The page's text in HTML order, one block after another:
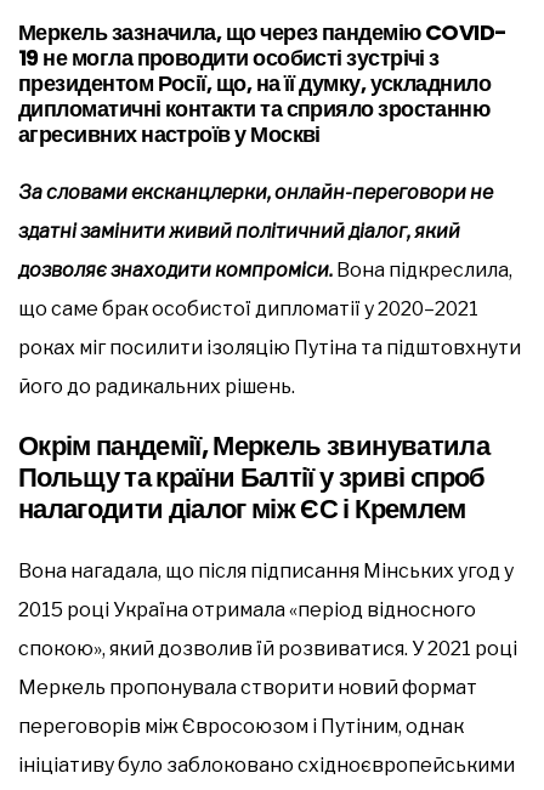
Меркель зазначила, що через пандемію COVID-
19 не могла проводити особисті зустрічі з
президентом Росії, що, на її думку, ускладнило
дипломатичні контакти та сприяло зростанню
агресивних настроїв у Москві
За словами ексканцлерки, онлайн-переговори не
здатні замінити живий політичний діалог, який
дозволяє знаходити компроміси. Вона підкреслила,
що саме брак особистої дипломатії у 2020–2021
роках міг посилити ізоляцію Путіна та підштовхнути
його до радикальних рішень.
Окрім пандемії, Меркель звинуватила
Польщу та країни Балтії у зриві спроб
налагодити діалог між ЄС і Кремлем
Вона нагадала, що після підписання Мінських угод у
2015 році Україна отримала «період відносного
спокою», який дозволив їй розвиватися. У 2021 році
Меркель пропонувала створити новий формат
переговорів між Євросоюзом і Путіним, однак
ініціативу було заблоковано східноєвропейськими